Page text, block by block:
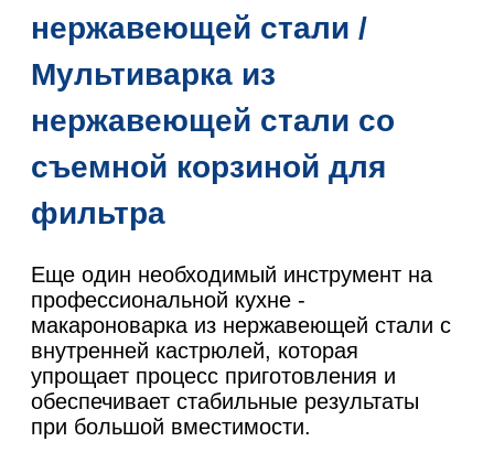
нержавеющей стали /
Мультиварка из
нержавеющей стали со
съемной корзиной для
фильтра
Еще один необходимый инструмент на
профессиональной кухне -
макароноварка из нержавеющей стали с
внутренней кастрюлей, которая
упрощает процесс приготовления и
обеспечивает стабильные результаты
при большой вместимости.